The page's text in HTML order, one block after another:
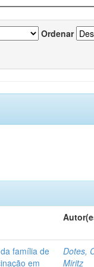
Ordenar
família de
em
Dotes,
Miritz